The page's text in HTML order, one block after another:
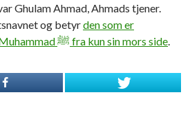
Ghulam Ahmad, Ahmads tjener.
og betyrden som er
avkommet av Profeten Muhammad ﷺ fra kun sin mors side.